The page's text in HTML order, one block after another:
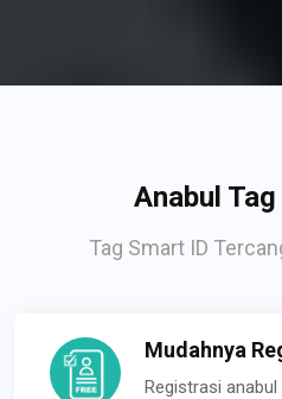
Anabul
Tag Smart ID
Mudahnya
Registrasi